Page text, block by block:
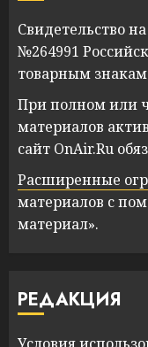
Свидетельство
№264991
товарным
При полном или
материалов
сайт OnAir.Ru
Расширенные
материалов с
материал».
РЕДАКЦИЯ